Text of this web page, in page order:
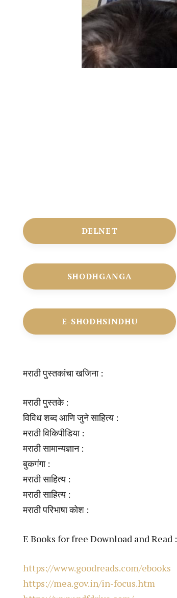
DELNET
SHODHGANGA
E-SHODHSINDHU
मराठी पुस्तकांचा खजिना :
मराठी पुस्तके :
विविध शब्द आणि जुने साहित्य :
मराठी विकिपीडिया :
मराठी सामान्यज्ञान :
बुकगंगा :
मराठी साहित्य :
मराठी साहित्य :
मराठी परिभाषा कोश :
E Books for free Download and Read :
https://www.goodreads.com/ebooks
https://mea.gov.in/in-focus.htm